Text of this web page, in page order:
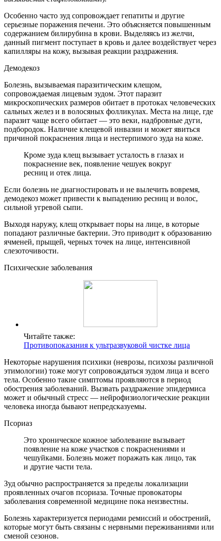
Особенно часто зуд сопровождает гепатиты и другие
серьезные поражения печени. Это объясняется повышенным
содержанием билирубина в крови. Выделяясь из желчи,
данный пигмент поступает в кровь и далее воздействует через
капилляры на кожу, вызывая реакции раздражения.
Демодекоз
Болезнь, вызываемая паразитическим клещом,
сопровождаемая лицевым зудом. Этот паразит
микроскопических размеров обитает в протоках человеческих
сальных желез и в волосяных фолликулах. Места на лице, где
паразит чаще всего обитает — это веки, надбровные дуги,
подбородок. Наличие клещевой инвазии и может явиться
причиной покраснения лица и нестерпимого зуда на коже.
Кроме зуда клещ вызывает усталость в глазах и
покраснение век, появление чешуек вокруг
ресниц и отек лица.
Если болезнь не диагностировать и не вылечить вовремя,
демодекоз может привести к выпадению ресниц и волос,
сильной угревой сыпи.
Выходя наружу, клещ открывает поры на лице, в которые
попадают различные бактерии. Это приводит к образованию
ячменей, прыщей, черных точек на лице, интенсивной
слезоточивости.
Психические заболевания
Читайте также:
Противопоказания к ультразвуковой чистке лица
Некоторые нарушения психики (неврозы, психозы различной
этимологии) тоже могут сопровождаться зудом лица и всего
тела. Особенно такие симптомы проявляются в период
обострения заболеваний. Вызвать раздражение эпидермиса
может и обычный стресс — нейрофизиологические реакции
человека иногда бывают непредсказуемы.
Псориаз
Это хроническое кожное заболевание вызывает
появление на коже участков с покраснениями и
чешуйками. Болезнь может поражать как лицо, так
и другие части тела.
Зуд обычно распространяется за пределы локализации
проявленных очагов псориаза. Точные провокаторы
заболевания современной медицине пока неизвестны.
Болезнь характеризуется периодами ремиссий и обострений,
которые могут быть связаны с нервными переживаниями или
сменой сезонов.